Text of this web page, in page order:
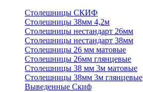
Столешницы СКИФ
Столешницы 38мм 4,2м
Столешницы нестандарт 26мм
Столешницы нестандарт 38мм
Столешницы 26 мм матовые
Столешницы 26мм глянцевые
Столешницы 38 мм 3м матовые
Столешницы 38мм 3м глянцевые
Выведенные Скиф